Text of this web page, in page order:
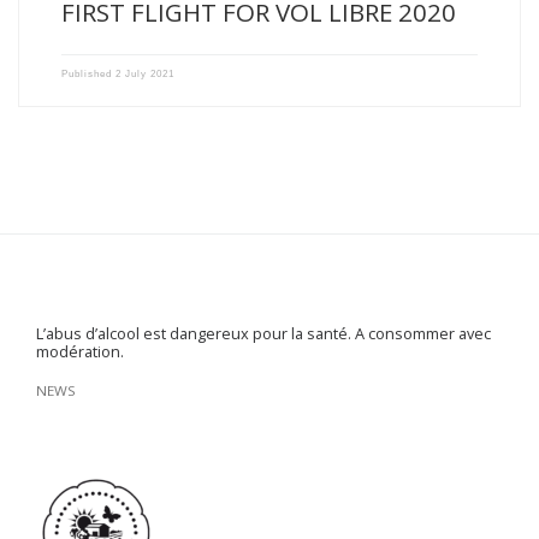
FIRST FLIGHT FOR VOL LIBRE 2020
Published 2 July 2021
L’abus d’alcool est dangereux pour la santé. A consommer avec
modération.
NEWS